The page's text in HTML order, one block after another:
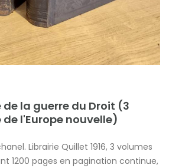
la guerre du Droit (3
l'Europe nouvelle)
Librairie Quillet 1916, 3 volumes
1200 pages en pagination continue,